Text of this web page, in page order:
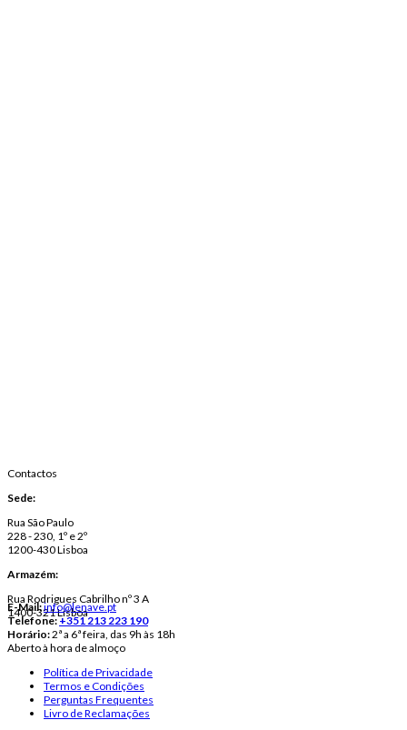
Contactos
Sede:
Rua São Paulo
228 - 230, 1º e 2º
1200-430 Lisboa
Armazém:
Rua Rodrigues Cabrilho nº 3 A
1400-321 Lisboa
E-Mail:info@lenave.pt
Telefone:+351 213 223 190
Horário:2ª a 6ª feira, das 9h às 18h
Aberto à hora de almoço
Política de Privacidade
Termos e Condições
Perguntas Frequentes
Livro de Reclamações